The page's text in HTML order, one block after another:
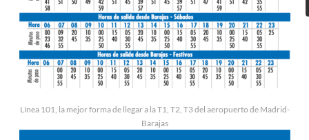
Línea 101, la mejor forma de llegar a la T1, T2, T3 del aeropuerto de Madrid-
Barajas